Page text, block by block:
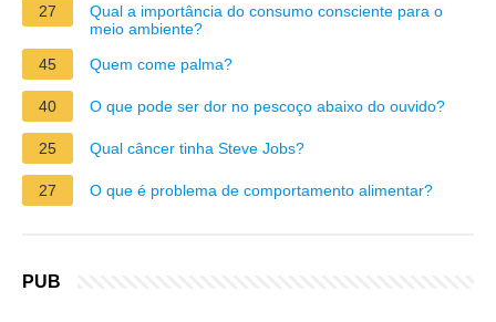
27
Qual a importância do consumo consciente para o
meio ambiente?
45
Quem come palma?
40 O que pode ser dor no pescoço abaixo do ouvido?
25 Qual câncer tinha Steve Jobs?
27 O que é problema de comportamento alimentar?
PUB